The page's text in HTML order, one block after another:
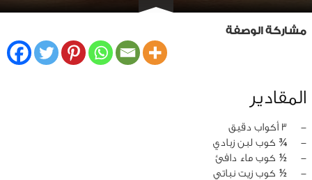
مشاركة الوصفة
المقادير
‏-
3 أكواب دقيق
‏-
¾ كوب لبن زبادي
‏-
½ كوب ماء دافئ
‏-
½ كوب زيت نباتي